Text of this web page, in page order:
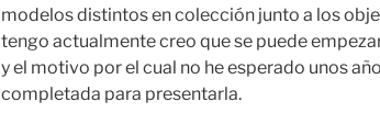
modelos distintos en colección junto a los
tengo actualmente creo que se puede
y el motivo por el cual no he esperado unos
completada para presentarla.